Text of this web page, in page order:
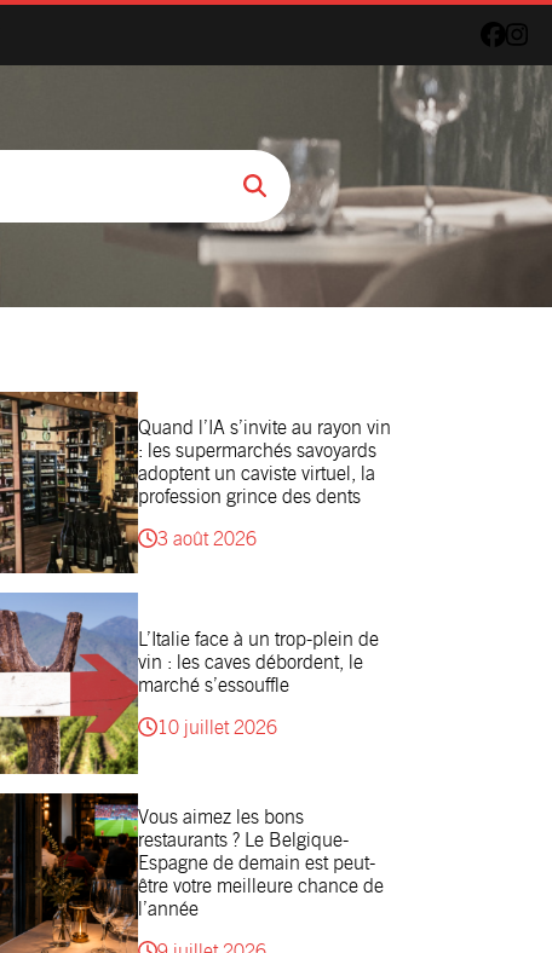
Quand l’IA s’invite au rayon vin
: les supermarchés savoyards
adoptent un caviste virtuel, la
profession grince des dents
3 août 2026
L’Italie face à un trop-plein de
vin : les caves débordent, le
marché s’essouffle
10 juillet 2026
Vous aimez les bons
restaurants ? Le Belgique-
Espagne de demain est peut-
être votre meilleure chance de
l’année